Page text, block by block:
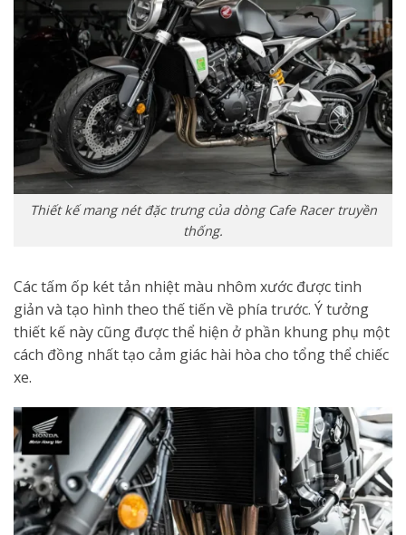
Thiết kế mang nét đặc trưng của dòng Cafe Racer truyền
thống.
Các tấm ốp két tản nhiệt màu nhôm xước được tinh
giản và tạo hình theo thế tiến về phía trước. Ý tưởng
thiết kế này cũng được thể hiện ở phần khung phụ một
cách đồng nhất tạo cảm giác hài hòa cho tổng thể chiếc
xe.